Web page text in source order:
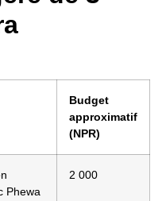
Budget
approximatif
(NPR)
Phewa
2 000